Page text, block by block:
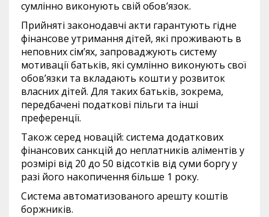
сумлінно виконують свій обов’язок.
Прийняті законодавчі акти гарантують гідне
фінансове утримання дітей, які проживають в
неповних сім’ях, запроваджують систему
мотивації батьків, які сумлінно виконують свої
обов’язки та вкладають кошти у розвиток
власних дітей. Для таких батьків, зокрема,
передбачені податкові пільги та інші
преференції.
Також серед новацій: система додаткових
фінансових санкцій до неплатників аліментів у
розмірі від 20 до 50 відсотків від суми боргу у
разі його накопичення більше 1 року.
Система автоматизованого арешту коштів
боржників.